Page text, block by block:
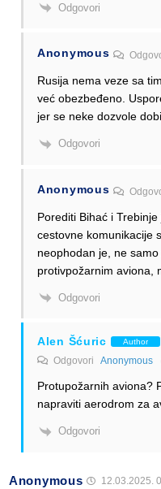
Odgovori
Anonymous
Rusija nema veze sa
već obezbeđeno.
jer se neke dozvole
Odgovori
Anonymous
Porediti Bihać i
cestovne komunikacije
neophodan je, ne
protivpožarnim aviona,
Odgovori
Alen Šćuric Author
Odgovori Anonymous
Protupožarnih aviona?
napraviti aerodrom za
Odgovori
Anonymous 12.03.2025.